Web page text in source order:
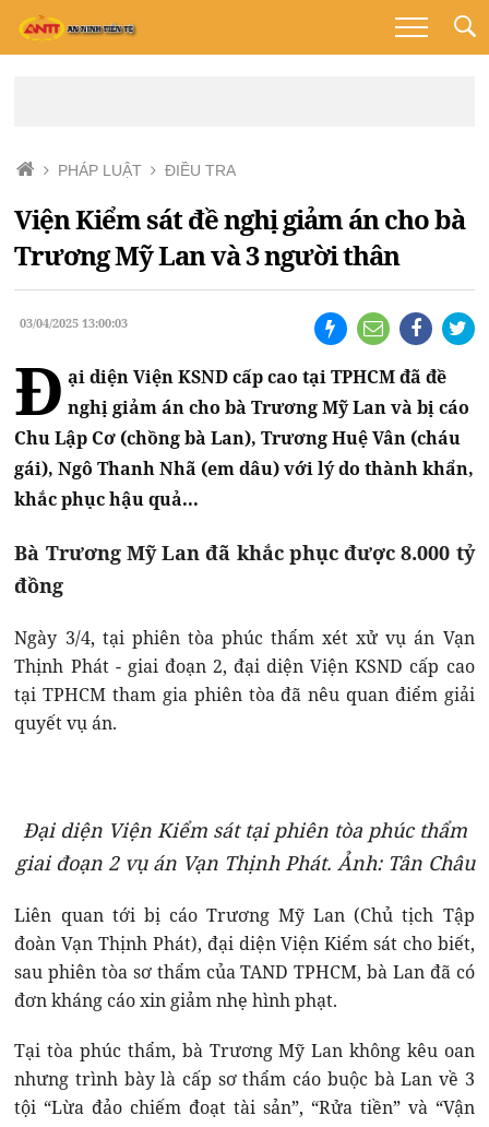
PHÁP LUẬT ĐIỀU TRA
Viện Kiểm sát đề nghị giảm án cho bà
Trương Mỹ Lan và 3 người thân
03/04/2025 13:00:03
Đ ại diện Viện KSND cấp cao tại TPHCM đã đề
nghị giảm án cho bà Trương Mỹ Lan và bị cáo
Chu Lập Cơ (chồng bà Lan), Trương Huệ Vân (cháu
gái), Ngô Thanh Nhã (em dâu) với lý do thành khẩn,
khắc phục hậu quả...
Bà Trương Mỹ Lan đã khắc phục được 8.000 tỷ
đồng
Ngày 3/4, tại phiên tòa phúc thẩm xét xử vụ án Vạn
Thịnh Phát - giai đoạn 2, đại diện Viện KSND cấp cao
tại TPHCM tham gia phiên tòa đã nêu quan điểm giải
quyết vụ án.
Đại diện Viện Kiểm sát tại phiên tòa phúc thẩm
giai đoạn 2 vụ án Vạn Thịnh Phát. Ảnh: Tân Châu
Liên quan tới bị cáo Trương Mỹ Lan (Chủ tịch Tập
đoàn Vạn Thịnh Phát), đại diện Viện Kiểm sát cho biết,
sau phiên tòa sơ thẩm của TAND TPHCM, bà Lan đã có
đơn kháng cáo xin giảm nhẹ hình phạt.
Tại tòa phúc thẩm, bà Trương Mỹ Lan không kêu oan
nhưng trình bày là cấp sơ thẩm cáo buộc bà Lan về 3
tội “Lừa đảo chiếm đoạt tài sản”, “Rửa tiền” và “Vận